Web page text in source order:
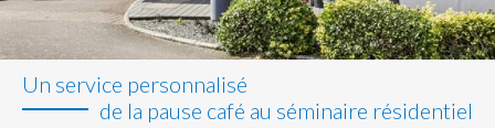
Un service personnalisé
de la pause café au séminaire résidentiel